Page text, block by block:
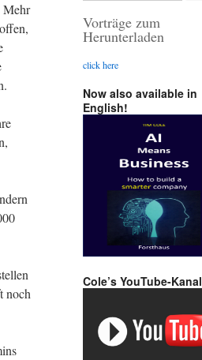
Mehr
noch
Vorträge zum
Herunterladen
click here
Now also available in
English!
Cole’s YouTube-Kanal